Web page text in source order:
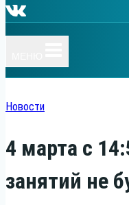
Новости
4 марта с
занятий не